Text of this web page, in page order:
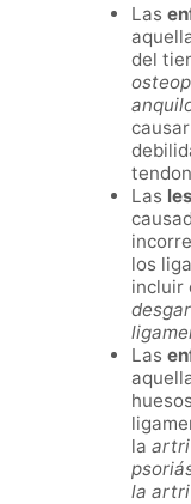
Las
del
Las
los
incluir
Las
la
la